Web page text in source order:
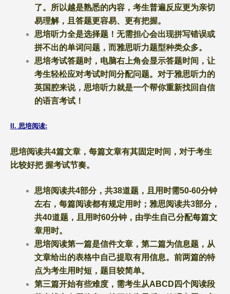
了。所以越是熟悉的内容，考生普遍反应更为亲切
易理解，且答题更容易、更有把握。
思培听力全是选择题！无需担心会出现拼写错误或
拼不出的单词问题，而雅思听力题型种类众多。
思培考试答题时，电脑右上角会显示答题时间，让
考生轻松应对考试时间分配问题。对于雅思听力的
英国腔来说，思培听力就是一个帮你重新找回自信
的语言考试！
II. 思培阅读:
思培阅读共4篇文章，每篇文章有其固定时间，对于考生
比较好把 握考试节奏。
思培阅读共4部分，共38道题，且用时需50-60分钟
左右，每篇阅读都有规定用时；雅思阅读共3部分，
共40道题，且用时60分钟，由学生自己分配每篇文
章用时。
思培阅读第一篇是信件文章，第二篇为信息题，从
文章给出的表格中自己提取有用信息。前两篇的特
点为考生用时短，题目较简单。
第三篇开始有些难度，需考生从ABCD四个阅读段